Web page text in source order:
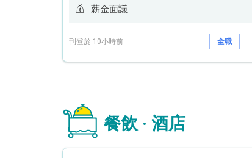
薪金面議
刊登於 10小時前 全職
餐飲 · 酒店